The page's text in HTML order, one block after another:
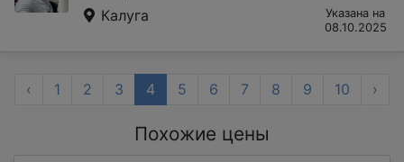
Калуга
Указана на
08.10.2025
‹ 1 2 3 4 5 6 7 8 9 10 ›
Похожие цены